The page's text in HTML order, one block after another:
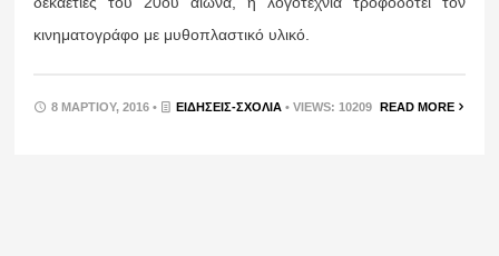
κινηματογράφο με μυθοπλαστικό υλικό.
8 ΜΑΡΤΊΟΥ, 2016 • ΕΙΔΉΣΕΙΣ-ΣΧΟΛΙΑ • VIEWS: 10209 READ MORE